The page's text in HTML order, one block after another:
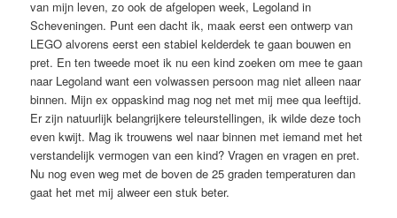
van mijn leven, zo ook de afgelopen week, Legoland in
Scheveningen. Punt een dacht ik, maak eerst een ontwerp van
LEGO alvorens eerst een stabiel kelderdek te gaan bouwen en
pret. En ten tweede moet ik nu een kind zoeken om mee te gaan
naar Legoland want een volwassen persoon mag niet alleen naar
binnen. Mijn ex oppaskind mag nog net met mij mee qua leeftijd.
Er zijn natuurlijk belangrijkere teleurstellingen, ik wilde deze toch
even kwijt. Mag ik trouwens wel naar binnen met iemand met het
verstandelijk vermogen van een kind? Vragen en vragen en pret.
Nu nog even weg met de boven de 25 graden temperaturen dan
gaat het met mij alweer een stuk beter.